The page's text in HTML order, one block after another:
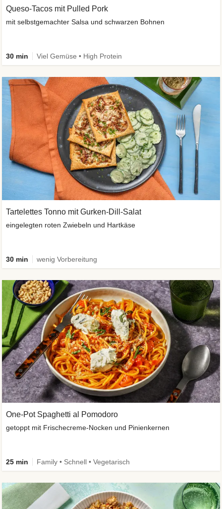
Queso-Tacos mit Pulled Pork
mit selbstgemachter Salsa und schwarzen Bohnen
30 min Viel Gemüse • High Protein
Tartelettes Tonno mit Gurken-Dill-Salat
eingelegten roten Zwiebeln und Hartkäse
30 min wenig Vorbereitung
One-Pot Spaghetti al Pomodoro
getoppt mit Frischecreme-Nocken und Pinienkernen
25 min Family • Schnell • Vegetarisch